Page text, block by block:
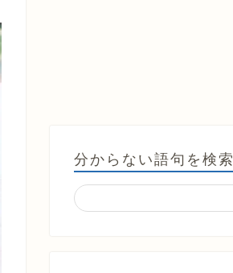
分からない語句を検索